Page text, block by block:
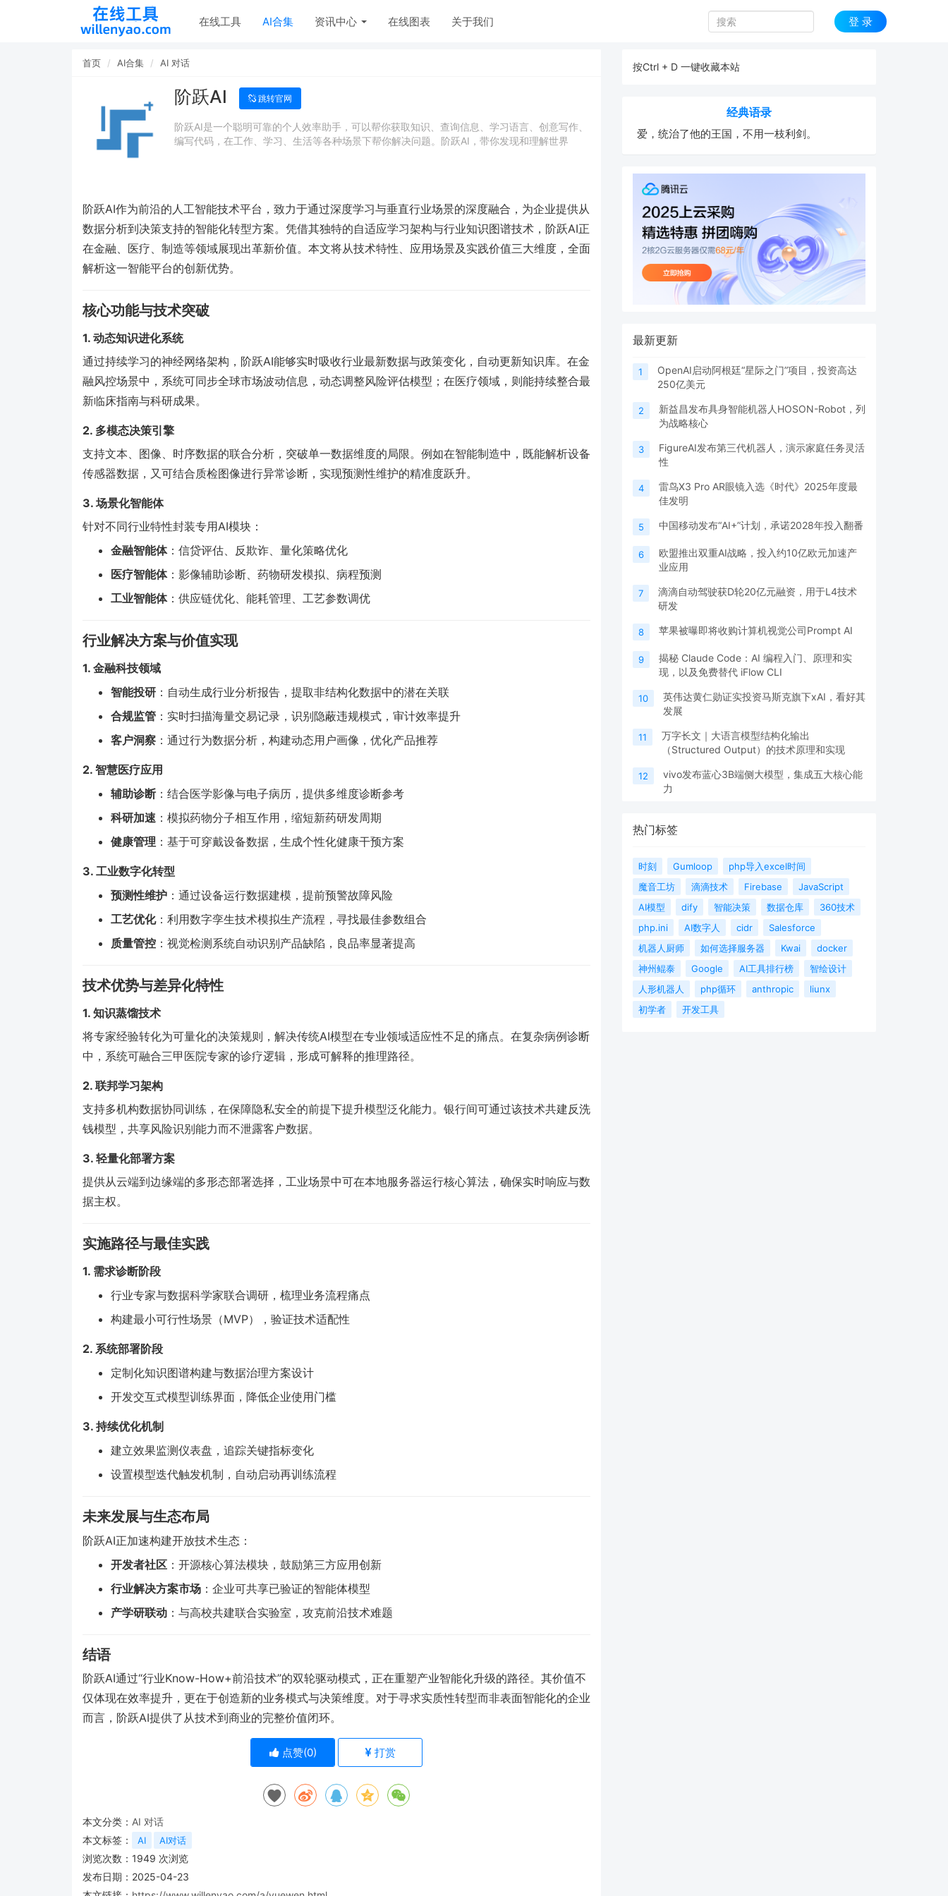
登 录
在线工具 AI合集 资讯中心 在线图表 关于我们
首页 AI合集 AI 对话
阶跃AI 跳转官网
阶跃AI是一个聪明可靠的个人效率助手，可以帮你获取知识、查询信息、学习语言、创意写作、
编写代码，在工作、学习、生活等各种场景下帮你解决问题。阶跃AI，带你发现和理解世界
阶跃AI作为前沿的人工智能技术平台，致力于通过深度学习与垂直行业场景的深度融合，为企业提供从
数据分析到决策支持的智能化转型方案。凭借其独特的自适应学习架构与行业知识图谱技术，阶跃AI正
在金融、医疗、制造等领域展现出革新价值。本文将从技术特性、应用场景及实践价值三大维度，全面
解析这一智能平台的创新优势。
核心功能与技术突破
1. 动态知识进化系统
通过持续学习的神经网络架构，阶跃AI能够实时吸收行业最新数据与政策变化，自动更新知识库。在金
融风控场景中，系统可同步全球市场波动信息，动态调整风险评估模型；在医疗领域，则能持续整合最
新临床指南与科研成果。
2. 多模态决策引擎
支持文本、图像、时序数据的联合分析，突破单一数据维度的局限。例如在智能制造中，既能解析设备
传感器数据，又可结合质检图像进行异常诊断，实现预测性维护的精准度跃升。
3. 场景化智能体
针对不同行业特性封装专用AI模块：
金融智能体：信贷评估、反欺诈、量化策略优化
医疗智能体：影像辅助诊断、药物研发模拟、病程预测
工业智能体：供应链优化、能耗管理、工艺参数调优
行业解决方案与价值实现
1. 金融科技领域
智能投研 ：自动生成行业分析报告，提取非结构化数据中的潜在关联
合规监管 ：实时扫描海量交易记录，识别隐蔽违规模式，审计效率提升
客户洞察 ：通过行为数据分析，构建动态用户画像，优化产品推荐
2. 智慧医疗应用
辅助诊断 ：结合医学影像与电子病历，提供多维度诊断参考
科研加速 ：模拟药物分子相互作用，缩短新药研发周期
健康管理 ：基于可穿戴设备数据，生成个性化健康干预方案
3. 工业数字化转型
预测性维护 ：通过设备运行数据建模，提前预警故障风险
工艺优化：利用数字孪生技术模拟生产流程，寻找最佳参数组合
质量管控 ：视觉检测系统自动识别产品缺陷，良品率显著提高
技术优势与差异化特性
1. 知识蒸馏技术
将专家经验转化为可量化的决策规则，解决传统AI模型在专业领域适应性不足的痛点。在复杂病例诊断
中，系统可融合三甲医院专家的诊疗逻辑，形成可解释的推理路径。
2. 联邦学习架构
支持多机构数据协同训练，在保障隐私安全的前提下提升模型泛化能力。银行间可通过该技术共建反洗
钱模型，共享风险识别能力而不泄露客户数据。
3. 轻量化部署方案
提供从云端到边缘端的多形态部署选择，工业场景中可在本地服务器运行核心算法，确保实时响应与数
据主权。
实施路径与最佳实践
1. 需求诊断阶段
行业专家与数据科学家联合调研，梳理业务流程痛点
构建最小可行性场景（MVP），验证技术适配性
2. 系统部署阶段
定制化知识图谱构建与数据治理方案设计
开发交互式模型训练界面，降低企业使用门槛
3. 持续优化机制
建立效果监测仪表盘，追踪关键指标变化
设置模型迭代触发机制，自动启动再训练流程
未来发展与生态布局
阶跃AI正加速构建开放技术生态：
开发者社区 ：开源核心算法模块，鼓励第三方应用创新
行业解决方案市场 ：企业可共享已验证的智能体模型
产学研联动 ：与高校共建联合实验室，攻克前沿技术难题
结语
阶跃AI通过“行业Know-How+前沿技术”的双轮驱动模式，正在重塑产业智能化升级的路径。其价值不
仅体现在效率提升，更在于创造新的业务模式与决策维度。对于寻求实质性转型而非表面智能化的企业
而言，阶跃AI提供了从技术到商业的完整价值闭环。
点赞(0) 打赏
本文分类： AI 对话
本文标签：
AI AI对话
浏览次数： 1949 次浏览
发布日期：2025-04-23
按Ctrl + D 一键收藏本站
经典语录
爱，统治了他的王国，不用一枝利剑。
最新更新
1
OpenAI启动阿根廷“星际之门”项目，投资高达
250亿美元
2
新益昌发布具身智能机器人HOSON-Robot，列
为战略核心
3
FigureAI发布第三代机器人，演示家庭任务灵活
性
4
雷鸟X3 Pro AR眼镜入选《时代》2025年度最
佳发明
5 中国移动发布“AI+”计划，承诺2028年投入翻番
6
欧盟推出双重AI战略，投入约10亿欧元加速产
业应用
7
滴滴自动驾驶获D轮20亿元融资，用于L4技术
研发
8 苹果被曝即将收购计算机视觉公司Prompt AI
9
揭秘 Claude Code：AI 编程入门、原理和实
现，以及免费替代 iFlow CLI
10
英伟达黄仁勋证实投资马斯克旗下xAI，看好其
发展
11
万字长文｜大语言模型结构化输出
（Structured Output）的技术原理和实现
12
vivo发布蓝心3B端侧大模型，集成五大核心能
力
热门标签
时刻 Gumloop
php导入excel时间
魔音工坊
滴滴技术 Firebase
JavaScript
AI模型
dify 智能决策 数据仓库
360技术
php.ini
AI数字人 cidr
Salesforce
机器人厨师
如何选择服务器 Kwai
docker
神州鲲泰
Google AI工具排行榜
智绘设计
人形机器人
php循环 anthropic
liunx
初学者
开发工具